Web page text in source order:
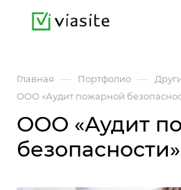
Главная — Портфолио —
ООО «Аудит пожарной
ООО «Аудит
безопасности»